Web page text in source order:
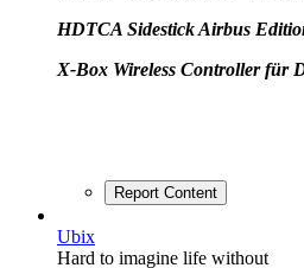
HDTCA Sidestick Airbus
X-Box Wireless Controller für
Report Content
Ubix
Hard to imagine life without